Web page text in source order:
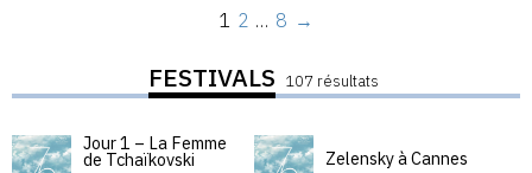
1 2 … 8 →
FESTIVALS 107 résultats
Jour 1 – La Femme
de Tchaïkovski Zelensky à Cannes